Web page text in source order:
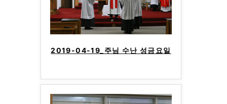
2019-04-19_주님 수난 성금요일